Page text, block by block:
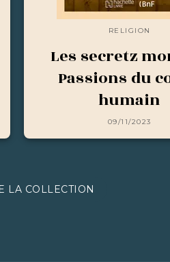
RELIGION
Les secretz
Passions du
humain
09/11/2023
LA COLLECTION